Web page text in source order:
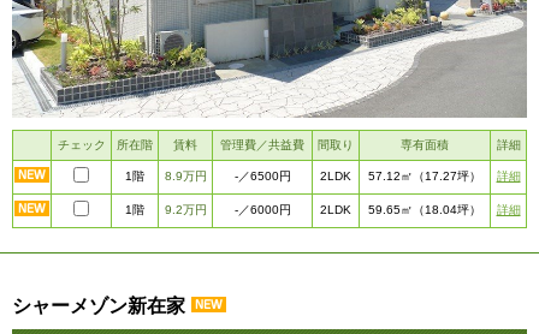
チェック 所在階 賃料 管理費／共益費 間取り 専有面積 詳細
1階 8.9万円 -／6500円 2LDK 57.12㎡ （17.27坪） 詳細
1階 9.2万円 -／6000円 2LDK 59.65㎡ （18.04坪） 詳細
シャーメゾン新在家